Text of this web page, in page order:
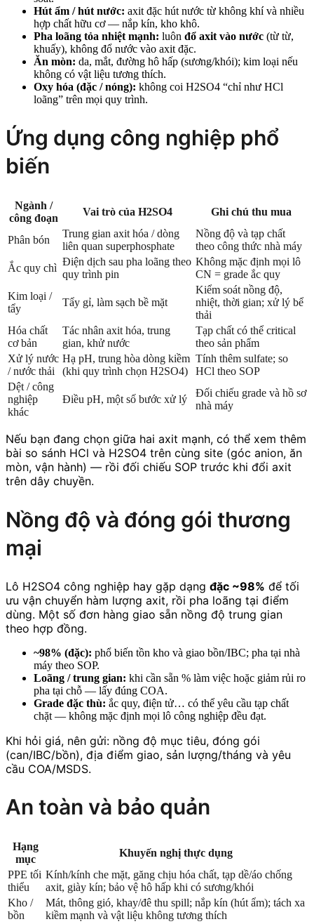
Hút ẩm / hút nước: axit đặc hút nước từ không khí và nhiều
hợp chất hữu cơ — nắp kín, kho khô.
Pha loãng tỏa nhiệt mạnh: luôn đổ axit vào nước (từ từ,
khuấy), không đổ nước vào axit đặc.
Ăn mòn: da, mắt, đường hô hấp (sương/khói); kim loại nếu
không có vật liệu tương thích.
Oxy hóa (đặc / nóng): không coi H2SO4 “chỉ như HCl
loãng” trên mọi quy trình.
Ứng dụng công nghiệp phổ
biến
Ngành /
công đoạn
Vai trò của H2SO4 Ghi chú thu mua
Phân bón
Trung gian axit hóa / dòng
liên quan superphosphate
Nồng độ và tạp chất
theo công thức nhà máy
Ắc quy chì
Điện dịch sau pha loãng theo
quy trình pin
Không mặc định mọi lô
CN = grade ắc quy
Kim loại /
tẩy
Tẩy gỉ, làm sạch bề mặt
Kiểm soát nồng độ,
nhiệt, thời gian; xử lý bể
thải
Hóa chất
cơ bản
Tác nhân axit hóa, trung
gian, khử nước
Tạp chất có thể critical
theo sản phẩm
Xử lý nước
/ nước thải
Hạ pH, trung hòa dòng kiềm
(khi quy trình chọn H2SO4)
Tính thêm sulfate; so
HCl theo SOP
Dệt / công
nghiệp
khác
Điều pH, một số bước xử lý
Đối chiếu grade và hồ sơ
nhà máy
Nếu bạn đang chọn giữa hai axit mạnh, có thể xem thêm
bài so sánh HCl và H2SO4 trên cùng site (góc anion, ăn
mòn, vận hành) — rồi đối chiếu SOP trước khi đổi axit
trên dây chuyền.
Nồng độ và đóng gói thương
mại
Lô H2SO4 công nghiệp hay gặp dạng đặc ~98% để tối
ưu vận chuyển hàm lượng axit, rồi pha loãng tại điểm
dùng. Một số đơn hàng giao sẵn nồng độ trung gian
theo hợp đồng.
~98% (đặc): phổ biến tồn kho và giao bồn/IBC; pha tại nhà
máy theo SOP.
Loãng / trung gian: khi cần sẵn % làm việc hoặc giảm rủi ro
pha tại chỗ — lấy đúng COA.
Grade đặc thù: ắc quy, điện tử… có thể yêu cầu tạp chất
chặt — không mặc định mọi lô công nghiệp đều đạt.
Khi hỏi giá, nên gửi: nồng độ mục tiêu, đóng gói
(can/IBC/bồn), địa điểm giao, sản lượng/tháng và yêu
cầu COA/MSDS.
An toàn và bảo quản
Hạng
mục
Khuyến nghị thực dụng
PPE tối
thiểu
Kính/kính che mặt, găng chịu hóa chất, tạp dề/áo chống
axit, giày kín; bảo vệ hô hấp khi có sương/khói
Kho /
bồn
Mát, thông gió, khay/đê thu spill; nắp kín (hút ẩm); tách xa
kiềm mạnh và vật liệu không tương thích